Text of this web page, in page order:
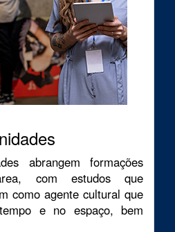
abrangem formações
com estudos que
como agente cultural que
e no espaço, bem